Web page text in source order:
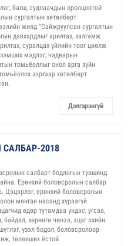
багш, судлаачдын оролцоотой
сургалтын хөтөлбөрт
жилд “Сайжруулсан сургалтын
давхардлыг арилгах, залгамж
суралцах үйлийн тоог цөөлж
мэдлэг, чадварын
томьёоллыг онол арга зүйн
зэргээр хөтөлбөрт
Дэлгэрэнгүй
2018
салбарт бодлогын түвшинд
Ерөнхий боловсролын салбар
Цэцэрлэг, ерөнхий боловсролын
мянган насанд хүрээгүй
өдөр тутамдаа үндэс, угсаа,
байдал, хөрөнгө чинээ, эцэг эхийн
үзэл бодол, боловсролоор
төлөвших ёстой.